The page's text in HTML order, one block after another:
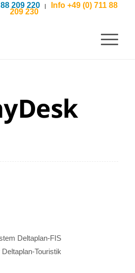
209 220 | Info +49 (0) 711 88
209 230
Deltaplan-FIS
Touristik